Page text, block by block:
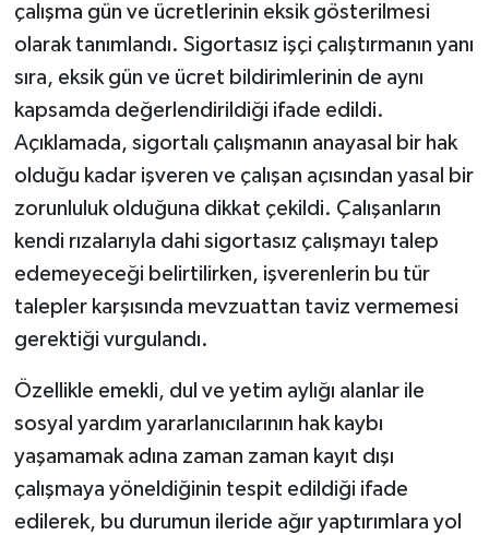
çalışma gün ve ücretlerinin eksik gösterilmesi
olarak tanımlandı. Sigortasız işçi çalıştırmanın yanı
sıra, eksik gün ve ücret bildirimlerinin de aynı
kapsamda değerlendirildiği ifade edildi.
Açıklamada, sigortalı çalışmanın anayasal bir hak
olduğu kadar işveren ve çalışan açısından yasal bir
zorunluluk olduğuna dikkat çekildi. Çalışanların
kendi rızalarıyla dahi sigortasız çalışmayı talep
edemeyeceği belirtilirken, işverenlerin bu tür
talepler karşısında mevzuattan taviz vermemesi
gerektiği vurgulandı.
Özellikle emekli, dul ve yetim aylığı alanlar ile
sosyal yardım yararlanıcılarının hak kaybı
yaşamamak adına zaman zaman kayıt dışı
çalışmaya yöneldiğinin tespit edildiği ifade
edilerek, bu durumun ileride ağır yaptırımlara yol